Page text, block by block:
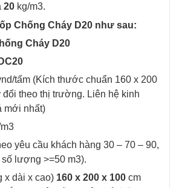
20 kg/m3.
Chống Cháy D20 như sau:
Cháy D20
DC20
tấm (Kích thước chuẩn 160 x 200
đổi theo thị trường. Liên hệ kinh
mới nhất)
yêu cầu khách hàng 30 – 70 – 90,
lượng >=50 m3).
x dài x cao) 160 x 200 x 100 cm